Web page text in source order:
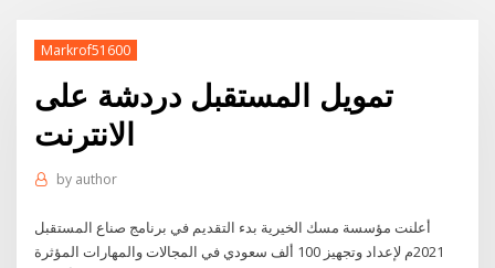
Markrof51600
تمويل المستقبل دردشة على
الانترنت
by author
أعلنت مؤسسة مسك الخيرية بدء التقديم في برنامج صناع المستقبل
2021م لإعداد وتجهيز 100 ألف سعودي في المجالات والمهارات المؤثرة